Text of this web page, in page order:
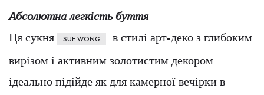
Абсолютна легкість буття
Ця сукня
SUE WONG
в стилі арт-деко з глибоким
вирізом і активним золотистим декором
ідеально підійде як для камерної вечірки в